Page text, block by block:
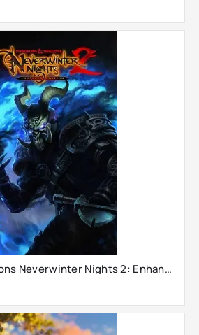
Dungeons & Dragons Neverwinter Nights 2: Enhanced Edition